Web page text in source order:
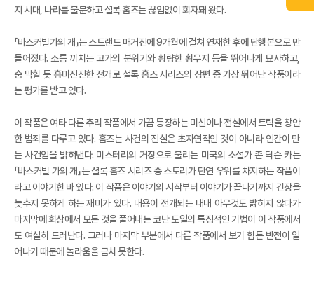
지 시대, 나라를 불문하고 셜록 홈즈는 끊임없이 회자돼 왔다.
「바스커빌가의 개」는 스트랜드 매거진에 9개월에 걸쳐 연재한 후에 단행본으로 만
들어졌다. 소름 끼치는 고가의 분위기와 황량한 황무지 등을 뛰어나게 묘사하고,
숨 막힐 듯 흥미진진한 전개로 셜록 홈즈 시리즈의 장편 중 가장 뛰어난 작품이라
는 평가를 받고 있다.
이 작품은 여타 다른 추리 작품에서 가끔 등장하는 미신이나 전설에서 트릭을 창안
한 범죄를 다루고 있다. 홈즈는 사건의 진실은 초자연적인 것이 아니라 인간이 만
든 사건임을 밝혀낸다. 미스터리의 거장으로 불리는 미국의 소설가 존 딕슨 카는
「바스커빌 가의 개」는 셜록 홈즈 시리즈 중 스토리가 단연 우위를 차지하는 작품이
라고 이야기한 바 있다. 이 작품은 이야기의 시작부터 이야기가 끝나기까지 긴장을
늦추지 못하게 하는 재미가 있다. 내용이 전개되는 내내 아무것도 밝히지 않다가
마지막에 회상에서 모든 것을 풀어내는 코난 도일의 특징적인 기법이 이 작품에서
도 여실히 드러난다. 그러나 마지막 부분에서 다른 작품에서 보기 힘든 반전이 일
어나기 때문에 놀라움을 금치 못한다.